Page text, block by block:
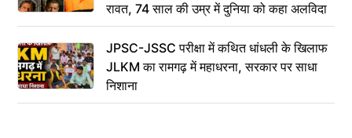
रावत, 74 साल की उम्र में दुनिया को कहा अलविदा
JPSC-JSSC परीक्षा में कथित धांधली के खिलाफ
JLKM का रामगढ़ में महाधरना, सरकार पर साधा
निशाना